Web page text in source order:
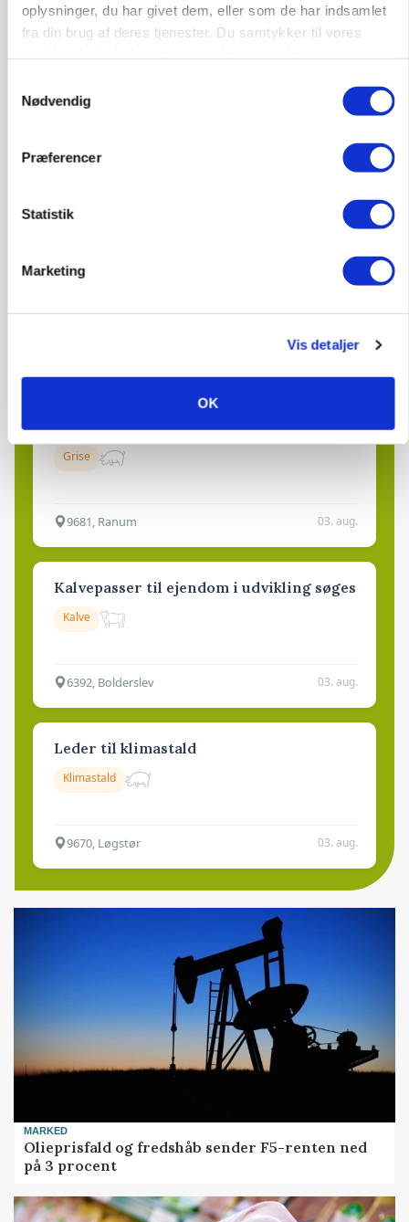
oplysninger, du har givet dem, eller som de har indsamlet
fra din brug af deres tjenester. Du samtykker til vores
Nødvendig
Præferencer
Statistik
Marketing
Vis detaljer
OK
6950, Ringkøbing NY 06. aug.
Rørlægger / håndmand søges til
Anlæg
06. aug.
Lastbilchauffør søges til Henrik Haves
Maskinstation
Godstransport
Medarbejdere til griseproduktion
Grise
9681, Ranum 03. aug.
Kalvepasser til ejendom i udvikling søges
Kalve
6392, Bolderslev 03. aug.
Leder til klimastald
Klimastald
9670, Løgstør 03. aug.
MARKED
Olieprisfald og fredshåb sender F5-renten ned
på 3 procent